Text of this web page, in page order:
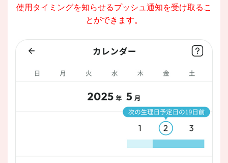
使用タイミングを知らせるプッシュ通知を受け取るこ
とができます。